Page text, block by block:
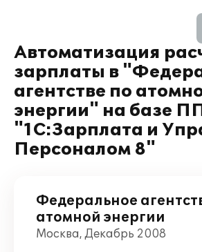
Автоматизация
зарплаты в
агентстве по
энергии" на базе
"1С:Зарплата и
Персоналом 8"
Федеральное
атомной энергии
Москва, Декабрь 2008